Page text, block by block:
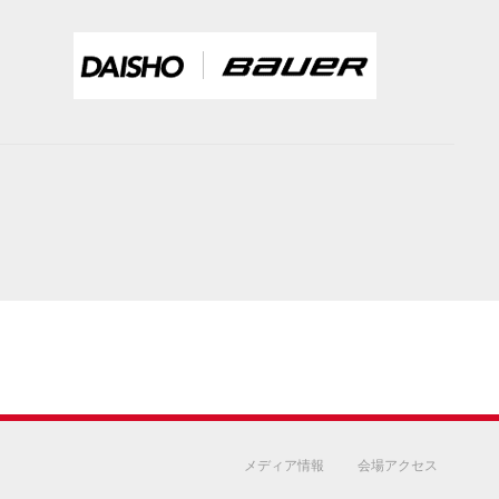
メディア情報 会場アクセス